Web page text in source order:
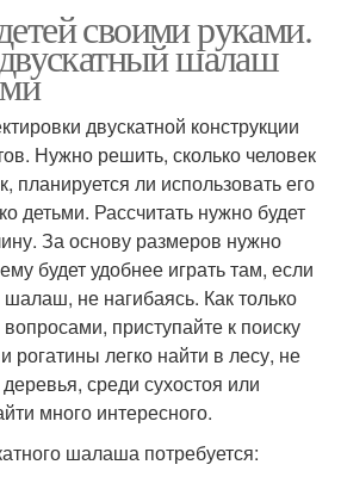
своими руками.
шалаш
двускатной конструкции
Нужно решить, сколько человек
планируется ли использовать его
детьми. Рассчитать нужно будет
За основу размеров нужно
будет удобнее играть там, если
не нагибаясь. Как только
приступайте к поиску
легко найти в лесу, не
среди сухостоя или
много интересного.
шалаша потребуется: